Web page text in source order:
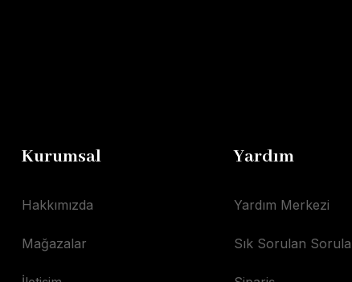
Kurumsal
Hakkımızda
Mağazalar
Yardım
Yardım Merkezi
Sık Sorulan